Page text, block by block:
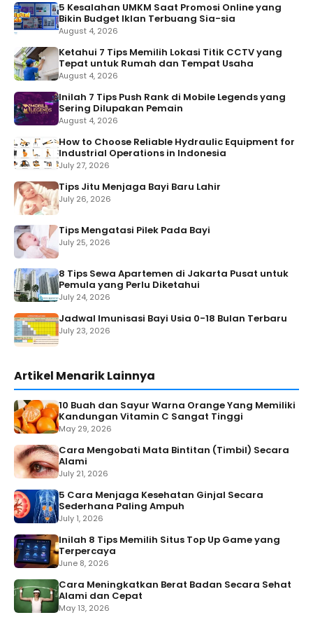
5 Kesalahan UMKM Saat Promosi Online yang
Bikin Budget Iklan Terbuang Sia-sia
August 4, 2026
Ketahui 7 Tips Memilih Lokasi Titik CCTV yang
Tepat untuk Rumah dan Tempat Usaha
August 4, 2026
Inilah 7 Tips Push Rank di Mobile Legends yang
Sering Dilupakan Pemain
August 4, 2026
How to Choose Reliable Hydraulic Equipment for
Industrial Operations in Indonesia
July 27, 2026
Tips Jitu Menjaga Bayi Baru Lahir
July 26, 2026
Tips Mengatasi Pilek Pada Bayi
July 25, 2026
8 Tips Sewa Apartemen di Jakarta Pusat untuk
Pemula yang Perlu Diketahui
July 24, 2026
Jadwal Imunisasi Bayi Usia 0-18 Bulan Terbaru
July 23, 2026
Artikel Menarik Lainnya
10 Buah dan Sayur Warna Orange Yang Memiliki
Kandungan Vitamin C Sangat Tinggi
May 29, 2026
Cara Mengobati Mata Bintitan (Timbil) Secara
Alami
July 21, 2026
5 Cara Menjaga Kesehatan Ginjal Secara
Sederhana Paling Ampuh
July 1, 2026
Inilah 8 Tips Memilih Situs Top Up Game yang
Terpercaya
June 8, 2026
Cara Meningkatkan Berat Badan Secara Sehat
Alami dan Cepat
May 13, 2026